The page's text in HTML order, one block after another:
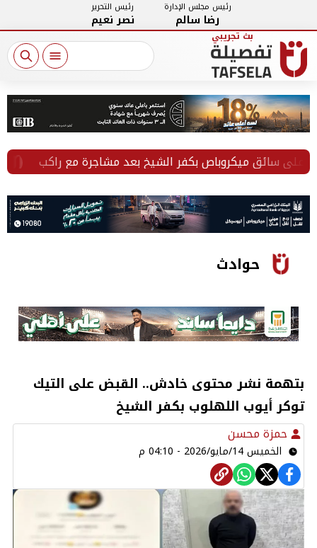
رئيس مجلس الإدارة
رضا سالم
رئيس التحرير
نصر نعيم
سائق ميكروباص بكفر الشيخ بعد مشاجرة مع راكب
حوادث
بتهمة نشر محتوى خادش.. القبض على التيك
توكر أيوب اللهلوب بكفر الشيخ
حمزة محسن
الخميس 14/مايو/2026 - 04:10 م